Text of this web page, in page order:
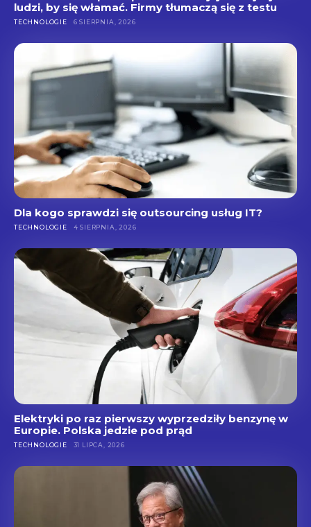
ludzi, by się włamać. Firmy tłumaczą się z testu
TECHNOLOGIE 6 SIERPNIA, 2026
Dla kogo sprawdzi się outsourcing usług IT?
TECHNOLOGIE 4 SIERPNIA, 2026
Elektryki po raz pierwszy wyprzedziły benzynę w
Europie. Polska jedzie pod prąd
TECHNOLOGIE 31 LIPCA, 2026